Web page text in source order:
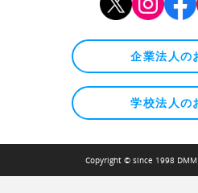
企業法人の
学校法人の
Copyright © since 1998